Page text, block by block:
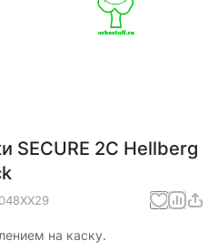
SECURE 2C Hellberg
на каску.